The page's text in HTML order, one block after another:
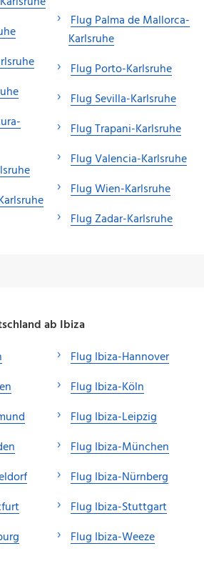
Flug Palma de Mallorca-
Karlsruhe
Flug Porto-Karlsruhe
Flug Sevilla-Karlsruhe
Flug Trapani-Karlsruhe
Flug Valencia-Karlsruhe
Flug Wien-Karlsruhe
Flug Zadar-Karlsruhe
ab Ibiza
Flug Ibiza-Hannover
Flug Ibiza-Köln
Flug Ibiza-Leipzig
Flug Ibiza-München
Flug Ibiza-Nürnberg
Flug Ibiza-Stuttgart
Flug Ibiza-Weeze